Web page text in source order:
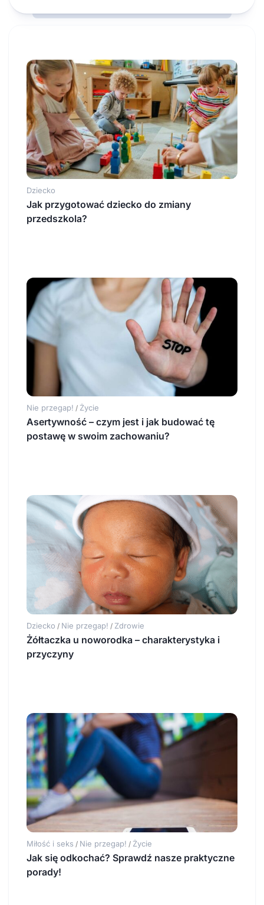
Dziecko
Jak przygotować dziecko do zmiany
przedszkola?
Nie przegap! / Życie
Asertywność – czym jest i jak budować tę
postawę w swoim zachowaniu?
Dziecko / Nie przegap! / Zdrowie
Żółtaczka u noworodka – charakterystyka i
przyczyny
Miłość i seks / Nie przegap! / Życie
Jak się odkochać? Sprawdź nasze praktyczne
porady!